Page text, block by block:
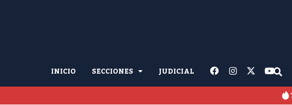
INICIO SECCIONES JUDICIAL